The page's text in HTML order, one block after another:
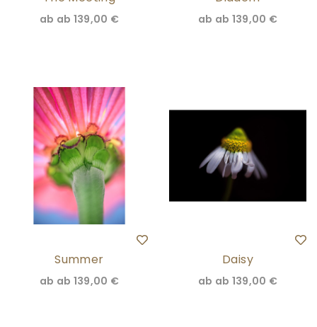
ab ab 139,00 € ab ab 139,00 €
Summer
ab ab 139,00 €
Daisy
ab ab 139,00 €